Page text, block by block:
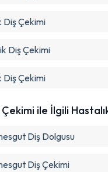
Diş Çekimi
Diş Çekimi
Diş Çekimi
ile İlgili
Diş Dolgusu
Diş Çekimi